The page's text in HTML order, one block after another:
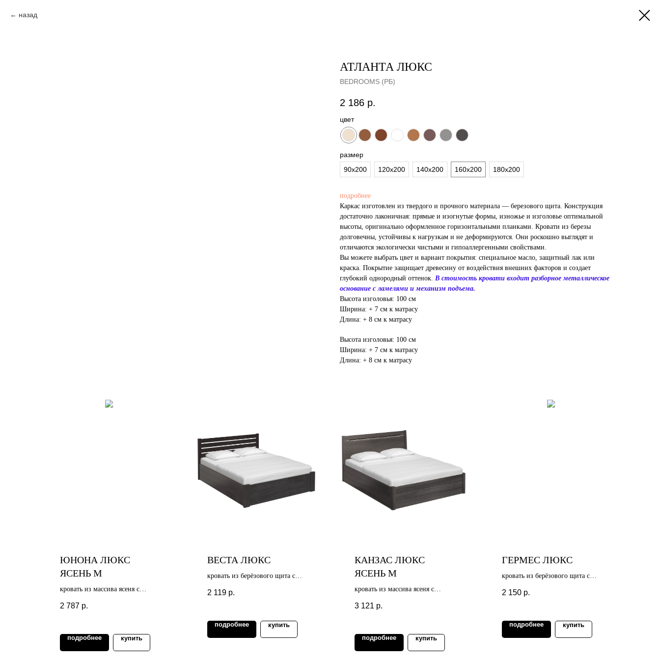
назад
АТЛАНТА ЛЮКС
BEDROOMS (РБ)
2 186 р.
цвет
размер
90x200
120x200 140x200 160x200 180x200
подробнее
Каркас изготовлен из твердого и прочного материала — березового щита. Конструкция
достаточно лаконичная: прямые и изогнутые формы, изножье и изголовье оптимальной
высоты, оригинально оформленное горизонтальными планками. Кровати из березы
долговечны, устойчивы к нагрузкам и не деформируются. Они роскошно выглядят и
отличаются экологически чистыми и гипоаллергенными свойствами.
Вы можете выбрать цвет и вариант покрытия: специальное масло, защитный лак или
краска. Покрытие защищает древесину от воздействия внешних факторов и создает
глубокий однородный оттенок. В стоимость кровати входит разборное металлическое
основание с ламелями и механизм подъема.
Высота изголовья: 100 см
Ширина: + 7 см к матрасу
Длина: + 8 см к матрасу
Высота изголовья: 100 см
Ширина: + 7 см к матрасу
Длина: + 8 см к матрасу
ЮНОНА ЛЮКС
ЯСЕНЬ М
кровать из массива ясеня с
2 787 р.
подробнее купить
ВЕСТА ЛЮКС
кровать из берёзового щита с
2 119 р.
подробнее купить
КАНЗАС ЛЮКС
ЯСЕНЬ М
кровать из массива ясеня с
3 121 р.
подробнее купить
ГЕРМЕС ЛЮКС
кровать из берёзового щита с
2 150 р.
подробнее купить